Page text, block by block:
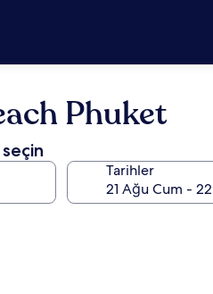
Phuket
Tarihler